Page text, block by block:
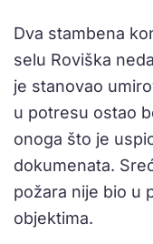
Dva stambena
selu Roviška
je stanovao
u potresu ostao
onoga što je
dokumenata.
požara nije bio u
objektima.